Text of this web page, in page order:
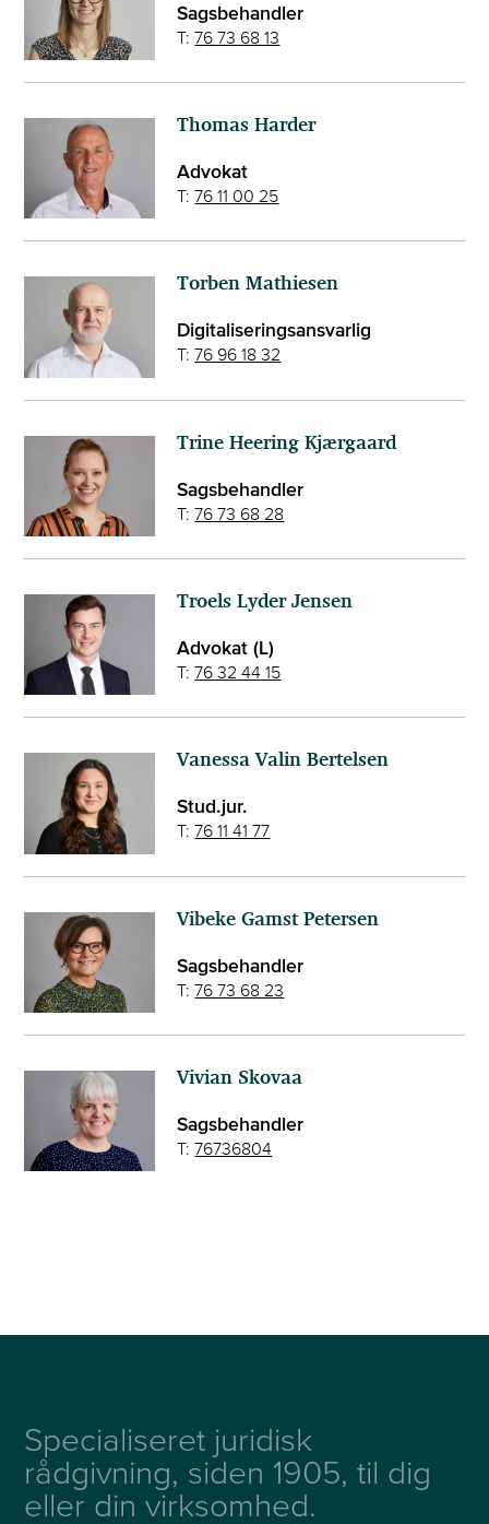
Sagsbehandler
T:76 73 68 13
Thomas Harder
Advokat
T:76 11 00 25
Torben Mathiesen
Digitaliseringsansvarlig
T:76 96 18 32
Trine Heering Kjærgaard
Sagsbehandler
T:76 73 68 28
Troels Lyder Jensen
Advokat (L)
T:76 32 44 15
Vanessa Valin Bertelsen
Stud.jur.
T:76 11 41 77
Vibeke Gamst Petersen
Sagsbehandler
T:76 73 68 23
Vivian Skovaa
Sagsbehandler
T:76736804
Specialiseret juridisk
rådgivning, siden 1905, til dig
eller din virksomhed.